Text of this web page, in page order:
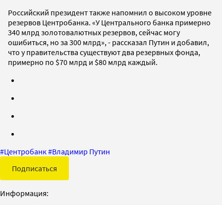
Российский президент также напомнил о высоком уровне
резервов Центробанка. «У Центрального банка примерно
340 млрд золотовалютных резервов, сейчас могу
ошибиться, но за 300 млрд», - рассказал Путин и добавил,
что у правительства существуют два резервных фонда,
примерно по $70 млрд и $80 млрд каждый.
#Центробанк#Владимир Путин
Подписаться
Информация: